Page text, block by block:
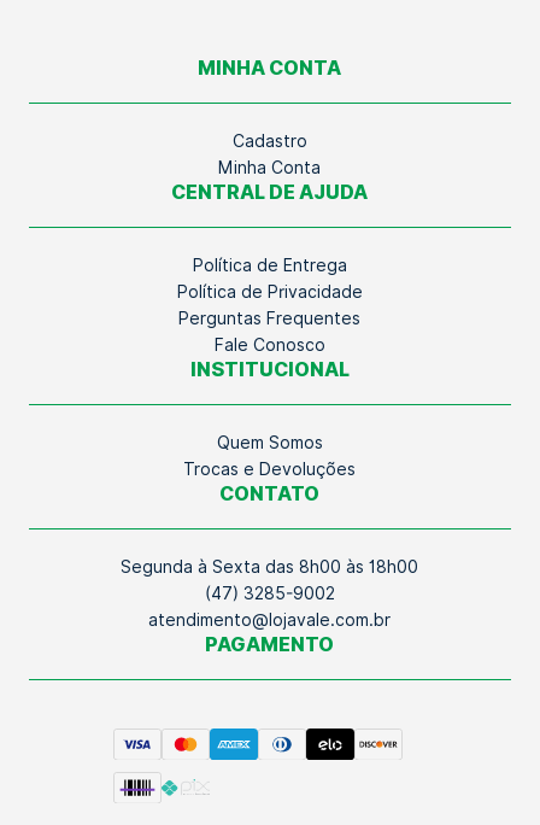
MINHA CONTA
Cadastro
Minha Conta
CENTRAL DE AJUDA
Política de Entrega
Política de Privacidade
Perguntas Frequentes
Fale Conosco
INSTITUCIONAL
Quem Somos
Trocas e Devoluções
CONTATO
Segunda à Sexta das 8h00 às 18h00
(47) 3285-9002
atendimento@lojavale.com.br
PAGAMENTO